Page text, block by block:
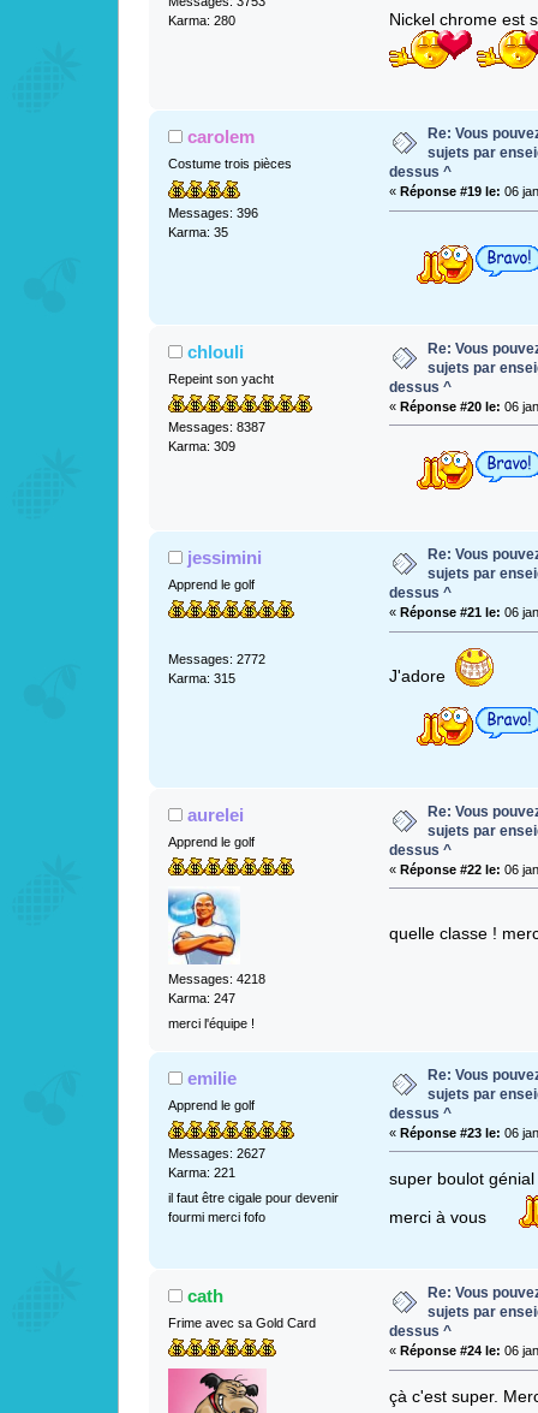
Karma: 280
Nickel chrome est
carolem
Costume trois pièces
Messages: 396
Karma: 35
Re: Vous
sujets par
dessus ^
« Réponse #19 le: 06
chlouli
Repeint son yacht
Messages: 8387
Karma: 309
Re: Vous
sujets par
dessus ^
« Réponse #20 le: 06
jessimini
Apprend le golf
Messages: 2772
Karma: 315
Re: Vous
sujets par
dessus ^
« Réponse #21 le: 06
J'adore
aurelei
Apprend le golf
Messages: 4218
Karma: 247
merci l'équipe !
Re: Vous
sujets par
dessus ^
« Réponse #22 le: 06
quelle classe !
emilie
Apprend le golf
Messages: 2627
Karma: 221
il faut être cigale pour devenir
fourmi merci fofo
Re: Vous
sujets par
dessus ^
« Réponse #23 le: 06
super boulot
merci à vous
cath
Frime avec sa Gold Card
Re: Vous
sujets par
dessus ^
« Réponse #24 le: 06
çà c'est super.